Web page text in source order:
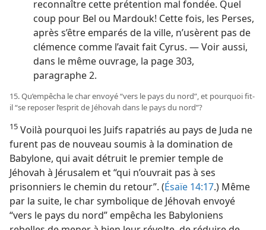
reconnaître cette prétention mal fondée. Quel
coup pour Bel ou Mardouk! Cette fois, les Perses,
après s’être emparés de la ville, n’usèrent pas de
clémence comme l’avait fait Cyrus. — Voir aussi,
dans le même ouvrage, la page 303,
paragraphe 2.
15. Qu’empêcha le char envoyé “vers le pays du nord”, et pourquoi fit-​
il “se reposer l’esprit de Jéhovah dans le pays du nord”?
15 Voilà pourquoi les Juifs rapatriés au pays de Juda ne
furent pas de nouveau soumis à la domination de
Babylone, qui avait détruit le premier temple de
Jéhovah à Jérusalem et “qui n’ouvrait pas à ses
prisonniers le chemin du retour”. (Ésaïe 14:17.) Même
par la suite, le char symbolique de Jéhovah envoyé
“vers le pays du nord” empêcha les Babyloniens